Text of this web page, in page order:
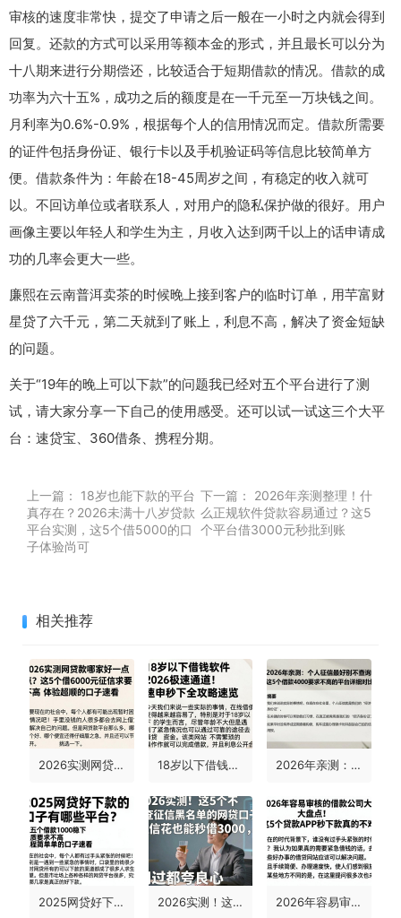
审核的速度非常快，提交了申请之后一般在一小时之内就会得到
回复。还款的方式可以采用等额本金的形式，并且最长可以分为
十八期来进行分期偿还，比较适合于短期借款的情况。借款的成
功率为六十五%，成功之后的额度是在一千元至一万块钱之间。
月利率为0.6%-0.9%，根据每个人的信用情况而定。借款所需要
的证件包括身份证、银行卡以及手机验证码等信息比较简单方
便。借款条件为：年龄在18-45周岁之间，有稳定的收入就可
以。不回访单位或者联系人，对用户的隐私保护做的很好。用户
画像主要以年轻人和学生为主，月收入达到两千以上的话申请成
功的几率会更大一些。
廉熙在云南普洱卖茶的时候晚上接到客户的临时订单，用芉富财
星贷了六千元，第二天就到了账上，利息不高，解决了资金短缺
的问题。
关于“19年的晚上可以下款”的问题我已经对五个平台进行了测
试，请大家分享一下自己的使用感受。还可以试一试这三个大平
台：速贷宝、360借条、携程分期。
上一篇：
18岁也能下款的平台
真存在？2026未满十八岁贷款
平台实测，这5个借5000的口
子体验尚可
下一篇：
2026年亲测整理！什
么正规软件贷款容易通过？这5
个平台借3000元秒批到账
相关推荐
2026实测网贷款哪家好一点？这5个借6000元征信要求不高、体验超顺的口子速看 18岁以下借钱软件2026极速通道！速申秒下全攻略速览 2026年亲测：个人征信最好别不查询！这5个借款4000要求不高的平台详细对比
2025网贷好下款的口子有哪些平台？这五个借款1000稳下、资质要求不高、流程简单的口子速看 2026实测！这5个不查征信黑名单的网贷口子，征信花也能秒借3000，用过都夸良心 2026年容易审核的借款公司大盘点！这5个贷款APP秒下款真的不难